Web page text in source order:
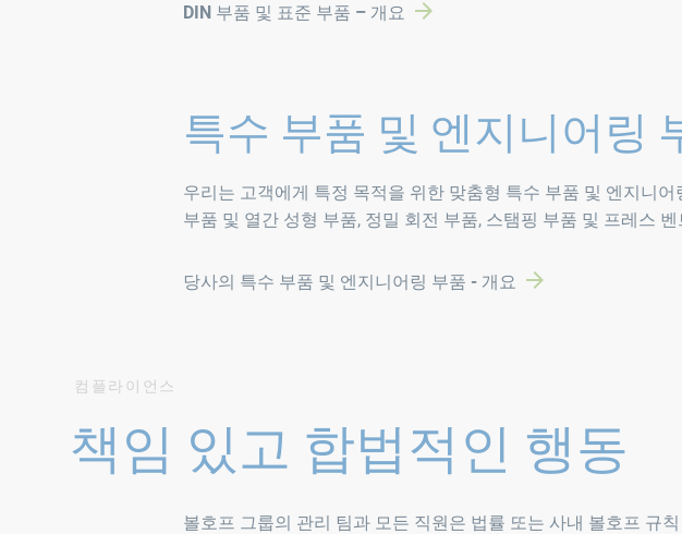
DIN 부품 및 표준 부품 – 개요
특수 부품 및 엔지니어링
우리는 고객에게 특정 목적을 위한 맞춤형 특수 부품 및 엔지니
부품 및 열간 성형 부품, 정밀 회전 부품, 스탬핑 부품 및 프레스
당사의 특수 부품 및 엔지니어링 부품 - 개요
컴플라이언스
책임 있고 합법적인 행동
볼호프 그룹의 관리 팀과 모든 직원은 법률 또는 사내 볼호프 규